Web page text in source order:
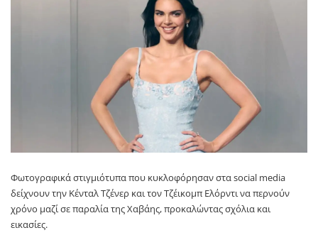
Φωτογραφικά στιγμιότυπα που κυκλοφόρησαν στα social media
δείχνουν την Κένταλ Τζένερ και τον Τζέικομπ Ελόρντι να περνούν
χρόνο μαζί σε παραλία της Χαβάης, προκαλώντας σχόλια και
εικασίες.